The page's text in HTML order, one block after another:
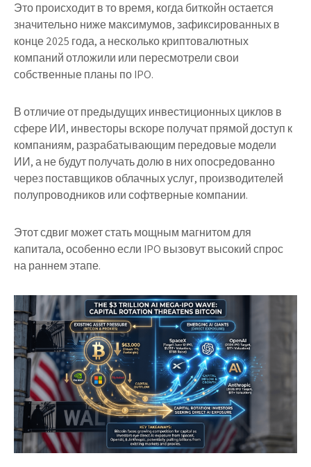
Это происходит в то время, когда биткойн остается
значительно ниже максимумов, зафиксированных в
конце 2025 года, а несколько криптовалютных
компаний отложили или пересмотрели свои
собственные планы по IPO.
В отличие от предыдущих инвестиционных циклов в
сфере ИИ, инвесторы вскоре получат прямой доступ к
компаниям, разрабатывающим передовые модели
ИИ, а не будут получать долю в них опосредованно
через поставщиков облачных услуг, производителей
полупроводников или софтверные компании.
Этот сдвиг может стать мощным магнитом для
капитала, особенно если IPO вызовут высокий спрос
на раннем этапе.